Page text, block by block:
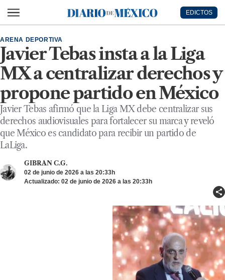
Diario de México
EDICTOS
Javier Tebas insta a la Liga
MX a centralizar derechos y
propone partido en México
ARENA DEPORTIVA
Javier Tebas afirmó que la Liga MX debe centralizar sus
derechos audiovisuales para fortalecer su marca y reveló
que México es candidato para recibir un partido de
LaLiga.
GIBRAN C.G.
02 de junio de 2026 a las 20:33h
Actualizado: 02 de junio de 2026 a las 20:33h